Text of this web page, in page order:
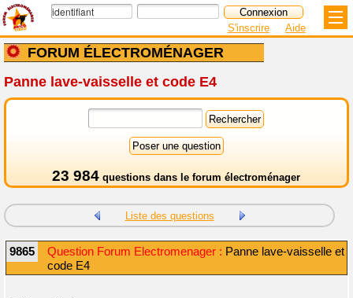
FORUM ÉLECTROMÉNAGER
S'inscrire Aide
Panne lave-vaisselle et code E4
23 984 questions dans le forum électroménager
Liste des questions
9865 Question Forum Electromenager : Panne lave-vaisselle et
code E4